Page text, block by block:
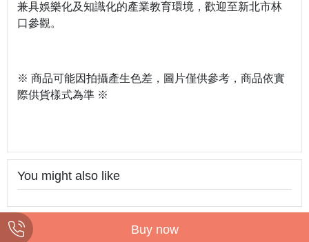
兼具娛樂化及知識化的產業教育環境，歡迎至新北市林
口參觀。
※ 商品可能因拍攝產生色差，圖片僅供參考，商品依實
際供貨樣式為準 ※
You might also like
Buy now